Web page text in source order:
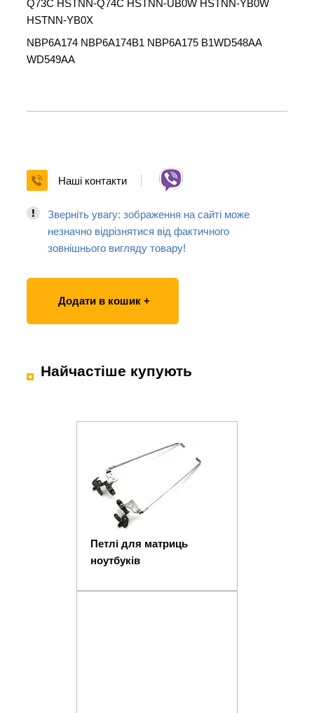
Q73C HSTNN-Q74C HSTNN-UB0W HSTNN-YB0W
HSTNN-YB0X
NBP6A174 NBP6A174B1 NBP6A175 B1WD548AA
WD549AA
Наші контакти
Зверніть увагу: зображення на сайті може
незначно відрізнятися від фактичного
зовнішнього вигляду товару!
Додати в кошик +
Найчастіше купують
Петлі для матриць
ноутбуків